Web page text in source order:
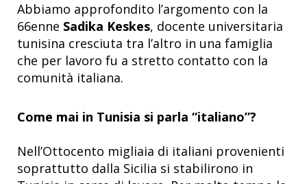
Abbiamo approfondito l’argomento con la
66enne Sadika Keskes, docente universitaria
tunisina cresciuta tra l’altro in una famiglia
che per lavoro fu a stretto contatto con la
comunità italiana.
Come mai in Tunisia si parla “italiano”?
Nell’Ottocento migliaia di italiani provenienti
soprattutto dalla Sicilia si stabilirono in